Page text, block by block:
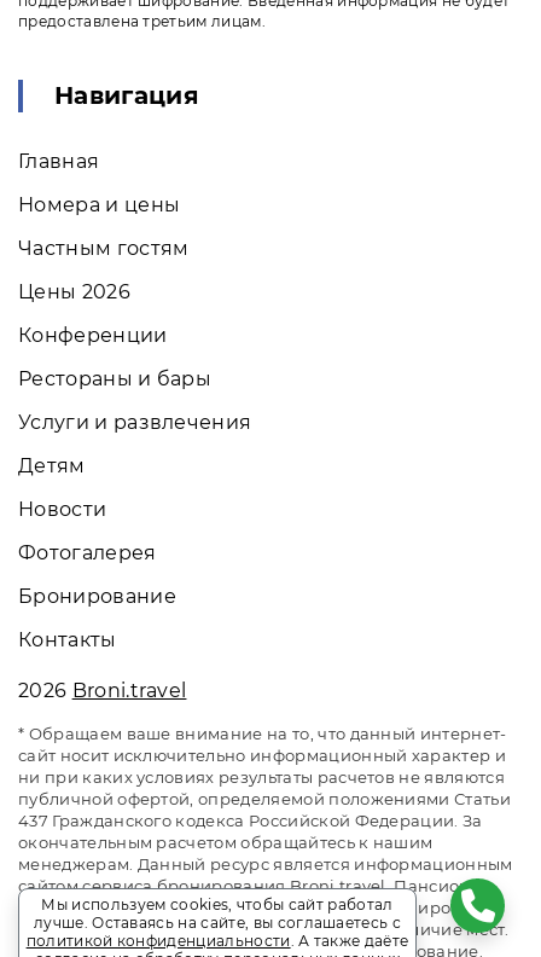
предоставлена третьим лицам.
Навигация
Главная
Номера и цены
Частным гостям
Цены 2026
Конференции
Рестораны и бары
Услуги и развлечения
Детям
Новости
Фотогалерея
Бронирование
Контакты
2026 Broni.travel
* Обращаем ваше внимание на то, что данный интернет-
сайт носит исключительно информационный характер и
ни при каких условиях результаты расчетов не являются
публичной офертой, определяемой положениями Статьи
437 Гражданского кодекса Российской Федерации. За
окончательным расчетом обращайтесь к нашим
менеджерам. Данный ресурс является информационным
сайтом сервиса бронирования Broni.travel. Пансионат
Sigma Sirius / Сигма Сириус. Сайт онлайн бронирования
номеров. Актуальные цены, прайс-листы и наличие мест.
Акции и спецпредложения. Выгодное бронирование.
Мы используем cookies, чтобы сайт работал
лучше. Оставаясь на сайте, вы соглашаетесь с
политикой конфиденциальности. А также даёте